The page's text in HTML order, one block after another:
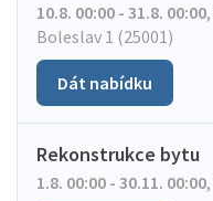
10.8. 00:00 - 31.8. 00:00,
Boleslav 1 (25001)
Dát nabídku
Rekonstrukce bytu
1.8. 00:00 - 30.11. 00:00,